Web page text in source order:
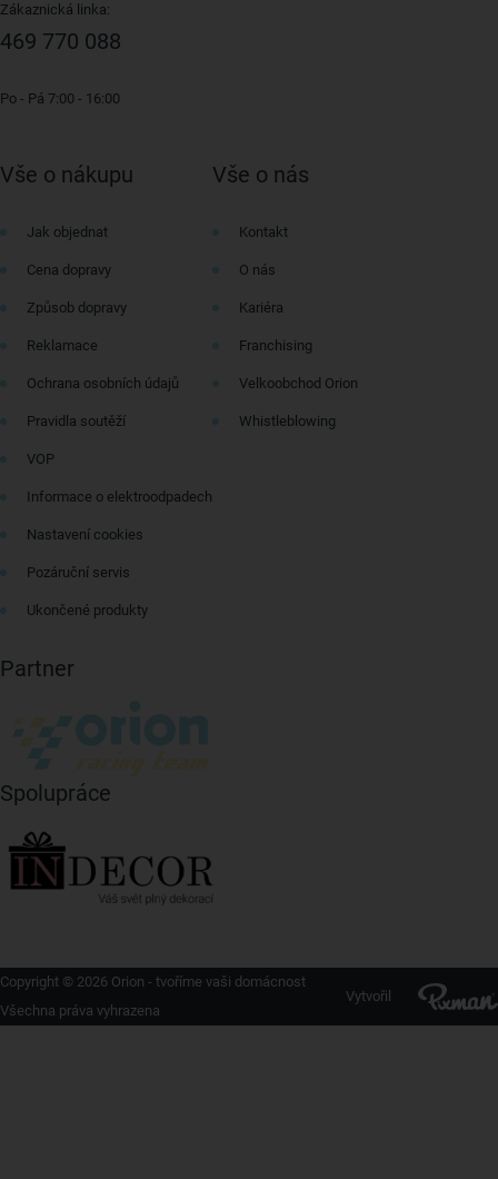
Zákaznická linka:
469 770 088
Po - Pá 7:00 - 16:00
Vše o nákupu
Jak objednat
Cena dopravy
Způsob dopravy
Reklamace
Ochrana osobních údajů
Pravidla soutěží
VOP
Informace o elektroodpadech
Nastavení cookies
Pozáruční servis
Ukončené produkty
Vše o nás
Kontakt
O nás
Kariéra
Franchising
Velkoobchod Orion
Whistleblowing
Partner
Spolupráce
Copyright © 2026 Orion - tvoříme vaši domácnost
Všechna práva vyhrazena
Vytvořil